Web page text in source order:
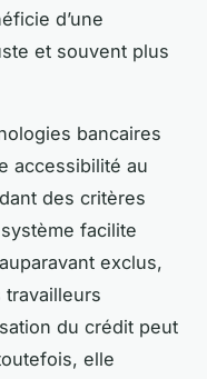
d’une
et souvent plus
bancaires
accessibilité au
des critères
facilite
exclus,
du crédit peut
elle